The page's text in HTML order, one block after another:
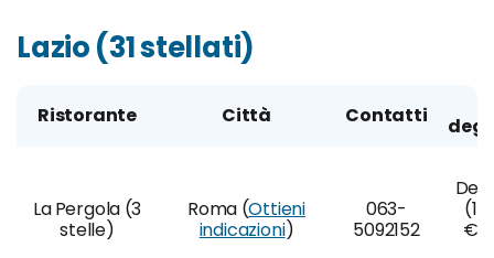
Lazio (31 stellati)
Ristorante Città Contatti
La Pergola (3
stelle)
Roma (Ottieni
indicazioni)
063-
5092152